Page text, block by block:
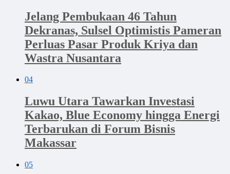
Jelang Pembukaan 46 Tahun
Dekranas, Sulsel Optimistis Pameran
Perluas Pasar Produk Kriya dan
Wastra Nusantara
04
Luwu Utara Tawarkan Investasi
Kakao, Blue Economy hingga Energi
Terbarukan di Forum Bisnis
Makassar
05